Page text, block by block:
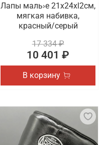
Лапы маль›е 21x24xl2cм,
мягкая набивка,
красный/серый
17 334 ₽
10 401 ₽
В корзину